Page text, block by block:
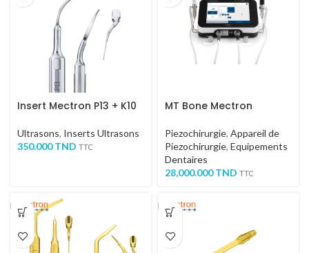
Insert Mectron P13 + K10
Ultrasons, Inserts Ultrasons
350.000TND TTC
MT Bone Mectron
Piezochirurgie, Appareil de
Piezochirurgie, Equipements
Dentaires
28,000.000TND TTC